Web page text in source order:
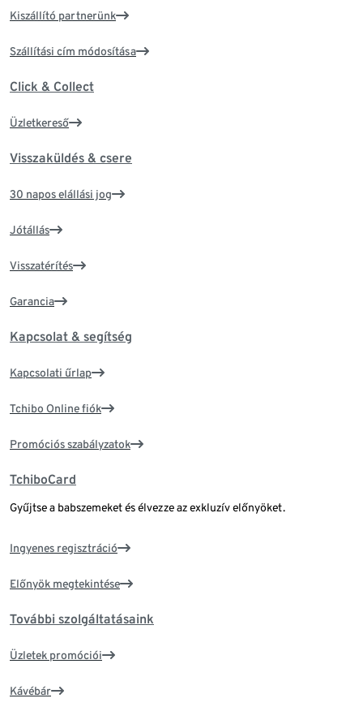
Kiszállító partnerünk
Szállítási cím módosítása
Click & Collect
Üzletkereső
Visszaküldés & csere
30 napos elállási jog
Jótállás
Visszatérítés
Garancia
Kapcsolat & segítség
Kapcsolati űrlap
Tchibo Online fiók
Promóciós szabályzatok
TchiboCard
Gyűjtse a babszemeket és élvezze az exkluzív előnyöket.
Ingyenes regisztráció
Előnyök megtekintése
További szolgáltatásaink
Üzletek promóciói
Kávébár